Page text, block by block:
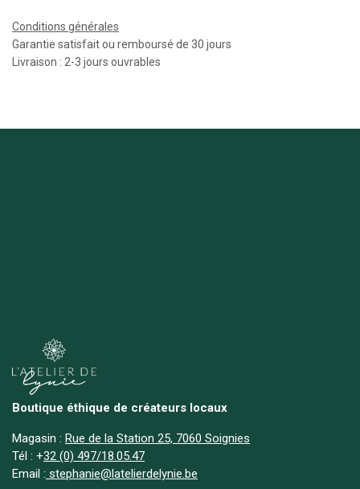
Conditions générales
Garantie satisfait ou remboursé de 30 jours
Livraison : 2-3 jours ouvrables
Boutique éthique de créateurs locaux
Magasin : Rue de la Station 25, 7060 Soignies
Tél : +32 (0) 497/18.05.47
Email : stephanie@latelierdelynie.be